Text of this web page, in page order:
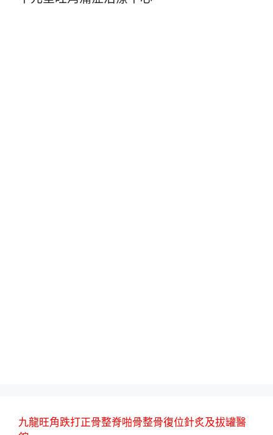
九龍旺角跌打正骨整脊啪骨整骨復位針炙及拔罐醫